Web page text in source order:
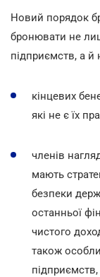
Новий порядок
бронювати не
підприємств, а й
кінцевих
які не є їх
членів
мають
безпеки
останньої
чистого
також